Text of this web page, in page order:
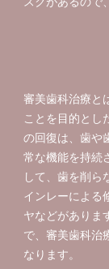
審美歯科治療と
ことを目的とし
の回復は、歯や
常な機能を持続
して、歯を削ら
インレーによる
ヤなどがありま
で、審美歯科治
なります。